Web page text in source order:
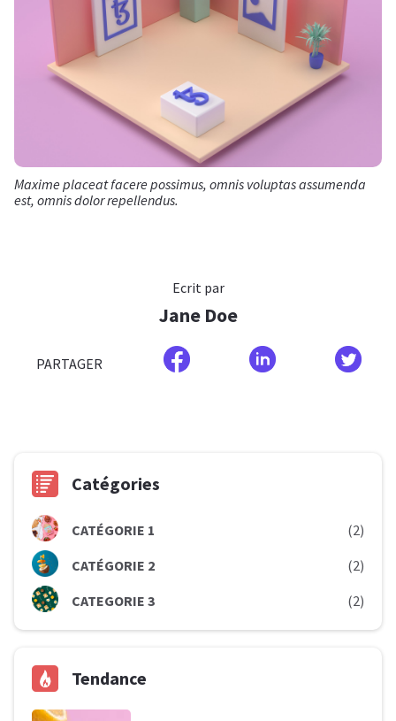
Maxime placeat facere possimus, omnis voluptas assumenda
est, omnis dolor repellendus.
Ecrit par
Jane Doe
PARTAGER
Catégories
CATÉGORIE 1
(2)
CATÉGORIE 2
(2)
CATEGORIE 3
(2)
Tendance